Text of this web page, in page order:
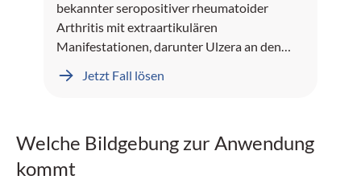
bekannter seropositiver rheumatoider
Arthritis mit extraartikulären
Manifestationen, darunter Ulzera an den
präsentiert sich mit seit mehreren Monaten
Jetzt Fall lösen
Welche Bildgebung zur Anwendung
kommt